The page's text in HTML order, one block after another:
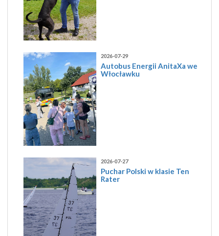
2026-07-29
Autobus Energii AnitaXa we
Włocławku
2026-07-27
Puchar Polski w klasie Ten
Rater